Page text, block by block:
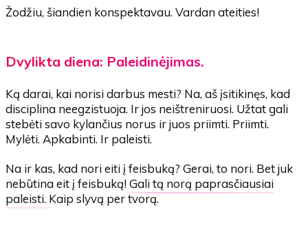
Žodžiu, šiandien konspektavau. Vardan ateities!
Dvylikta diena: Paleidinėjimas.
Ką darai, kai norisi darbus mesti? Na, aš įsitikinęs, kad
disciplina neegzistuoja. Ir jos neištreniruosi. Užtat gali
stebėti savo kylančius norus ir juos priimti. Priimti.
Mylėti. Apkabinti. Ir paleisti.
Na ir kas, kad nori eiti į feisbuką? Gerai, to nori. Bet juk
nebūtina eit į feisbuką!Gali tą norą paprasčiausiai
paleisti. Kaip slyvą per tvorą.